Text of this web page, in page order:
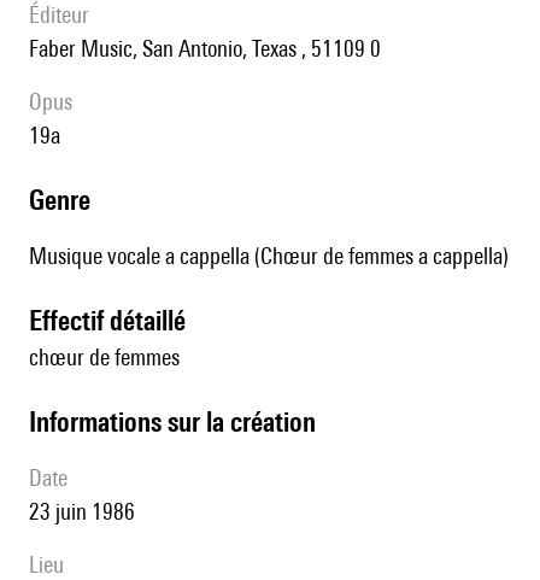
éditeur
Faber Music, San Antonio, Texas , 51109 0
Opus
19a
genre
Musique vocale a cappella (Chœur de femmes a cappella)
effectif détaillé
chœur de femmes
informations sur la création
date
23 juin 1986
lieu